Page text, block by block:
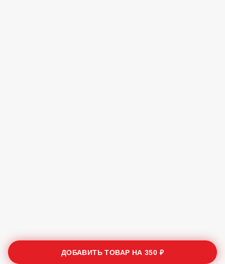
ДОБАВИТЬ ТОВАР НА350 ₽